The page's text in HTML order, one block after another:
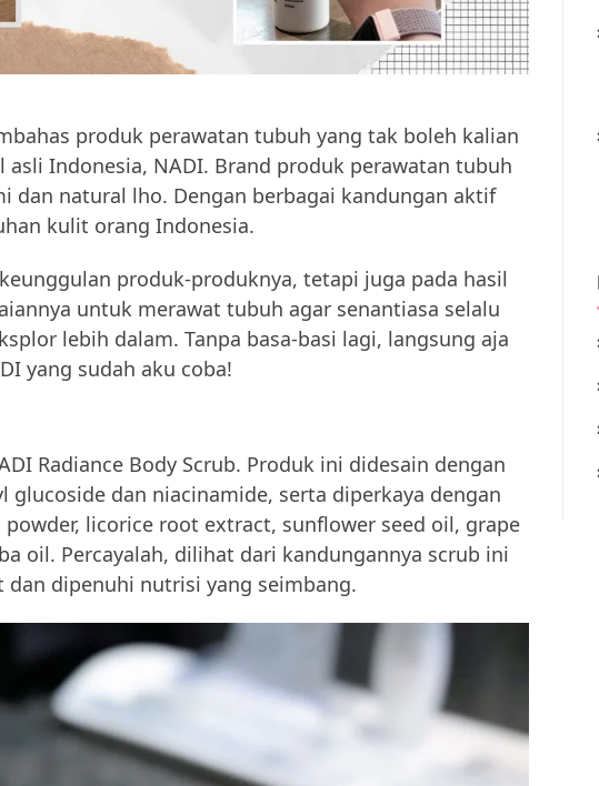
produk perawatan tubuh yang tak boleh kalian
Indonesia, NADI. Brand produk perawatan tubuh
dan natural lho. Dengan berbagai kandungan aktif
kulit orang Indonesia.
produk-produknya, tetapi juga pada hasil
untuk merawat tubuh agar senantiasa selalu
lebih dalam. Tanpa basa-basi lagi, langsung aja
yang sudah aku coba!
Radiance Body Scrub. Produk ini didesain dengan
glucoside dan niacinamide, serta diperkaya dengan
licorice root extract, sunflower seed oil, grape
oil. Percayalah, dilihat dari kandungannya scrub ini
dipenuhi nutrisi yang seimbang.